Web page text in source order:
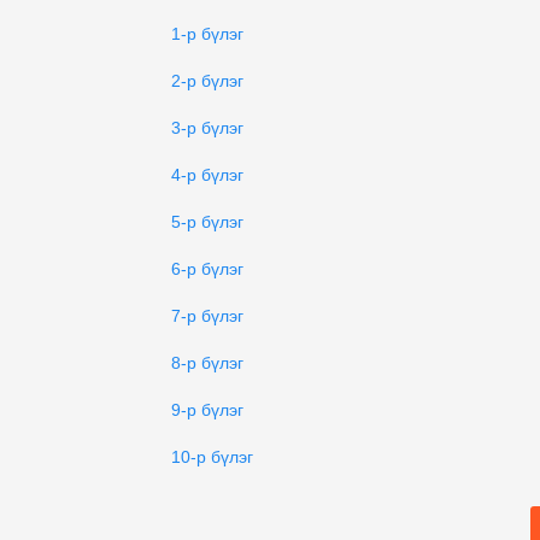
1-р бүлэг
2-р бүлэг
3-р бүлэг
4-р бүлэг
5-р бүлэг
6-р бүлэг
7-р бүлэг
8-р бүлэг
9-р бүлэг
10-р бүлэг